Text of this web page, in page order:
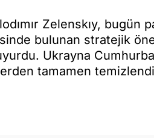
Zelenskıy, bugün
bulunan stratejik
Ukrayna
tamamen